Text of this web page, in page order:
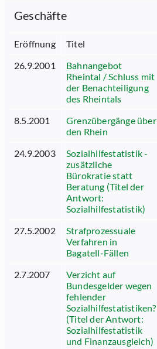
Geschäfte
Eröffnung Titel
26.9.2001
Bahnangebot
Rheintal / Schluss mit
der Benachteiligung
des Rheintals
8.5.2001
Grenzübergänge über
den Rhein
24.9.2003
Sozialhilfestatistik -
zusätzliche
Bürokratie statt
Beratung (Titel der
Antwort:
Sozialhilfestatistik)
27.5.2002
Strafprozessuale
Verfahren in
Bagatell-Fällen
2.7.2007
Verzicht auf
Bundesgelder wegen
fehlender
Sozialhilfestatistiken?
(Titel der Antwort:
Sozialhilfestatistik
und Finanzausgleich)